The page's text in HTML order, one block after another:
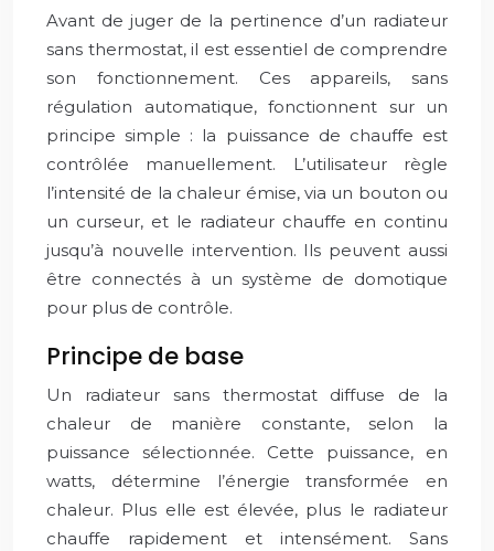
Avant de juger de la pertinence d’un radiateur
sans thermostat, il est essentiel de comprendre
son fonctionnement. Ces appareils, sans
régulation automatique, fonctionnent sur un
principe simple : la puissance de chauffe est
contrôlée manuellement. L’utilisateur règle
l’intensité de la chaleur émise, via un bouton ou
un curseur, et le radiateur chauffe en continu
jusqu’à nouvelle intervention. Ils peuvent aussi
être connectés à un système de domotique
pour plus de contrôle.
Principe de base
Un radiateur sans thermostat diffuse de la
chaleur de manière constante, selon la
puissance sélectionnée. Cette puissance, en
watts, détermine l’énergie transformée en
chaleur. Plus elle est élevée, plus le radiateur
chauffe rapidement et intensément. Sans